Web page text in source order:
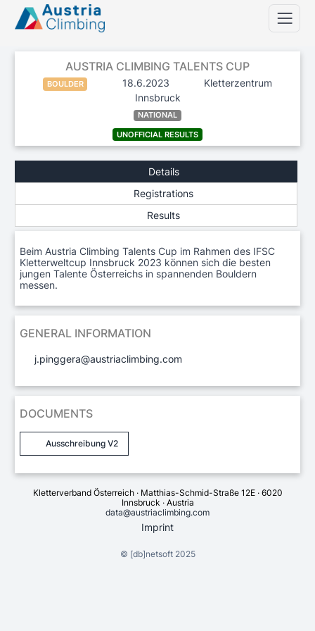
AUSTRIA CLIMBING TALENTS CUP
BOULDER 18.6.2023
Kletterzentrum
Innsbruck
NATIONAL
UNOFFICIAL RESULTS
Details
Registrations
Results
Beim Austria Climbing Talents Cup im Rahmen des IFSC
Kletterweltcup Innsbruck 2023 können sich die besten
jungen Talente Österreichs in spannenden Bouldern
messen.
GENERAL INFORMATION
j.pinggera@austriaclimbing.com
DOCUMENTS
Ausschreibung V2
Kletterverband Österreich · Matthias-Schmid-Straße 12E · 6020
Innsbruck · Austria
data@austriaclimbing.com
Imprint
© [db]netsoft2025